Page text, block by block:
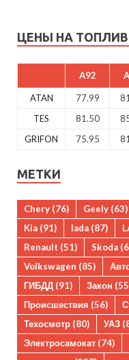
ЦЕНЫ НА
A92
ATAN 77.99
TES
81.50
GRIFON
75.95
МЕТКИ
Chery (76) Geely (63)
Kia (91) lada (87)
Renault (51) Skoda
Volkswagen (85)
ГИБДД (91) Закон
Происшествия (56)
Техосмотр (80) УАЗ
Электросамокат (74)